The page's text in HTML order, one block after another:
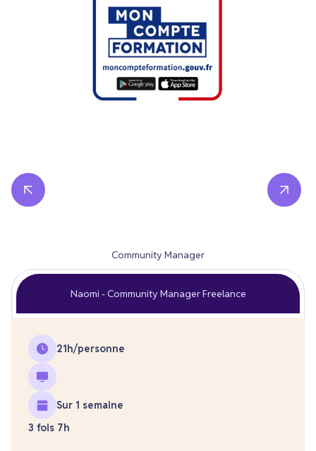
Community Manager
Naomi - Community Manager Freelance
21h/personne
Sur 1 semaine
3 fois 7h